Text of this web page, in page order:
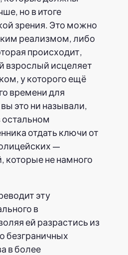
но в итоге
зрения. Это можно
реализмом, либо
происходит,
взрослый исцеляет
у которого ещё
времени для
это ни называли,
остальном
отдать ключи от
—
которые не намного
эту
в
ей разрастись из
безграничных
в более